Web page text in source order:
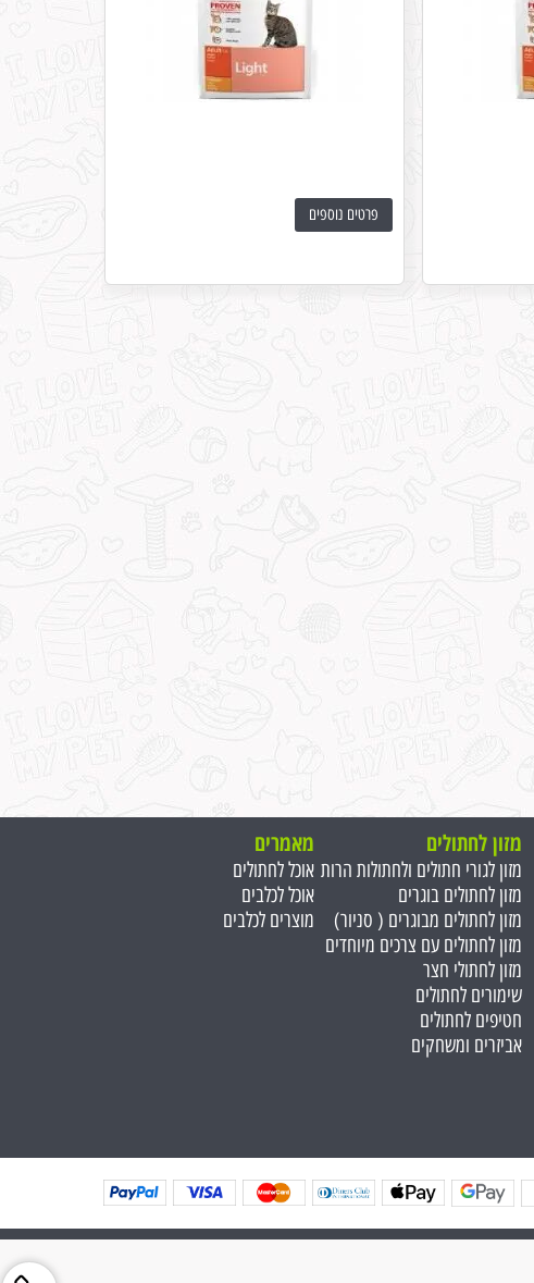
פרטים נוספים
מזון לחתולים
מזון לגורי חתולים ולחתולות הרות
מזון לחתולים בוגרים
מזון לחתולים מבוגרים ( סניור)
מזון לחתולים עם צרכים מיוחדים
מזון לחתולי חצר
שימורים לחתולים
חטיפים לחתולים
אביזרים ומשחקים
מאמרים
אוכל לחתולים
אוכל לכלבים
מוצרים לכלבים